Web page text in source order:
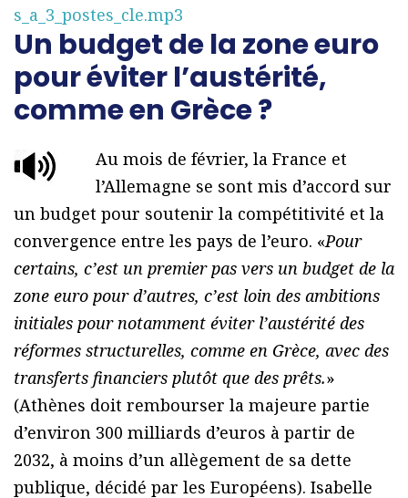
s_a_3_postes_cle.mp3
Un budget de la zone euro
pour éviter l’austérité,
comme en Grèce ?
Au mois de février, la France et
l’Allemagne se sont mis d’accord sur
un budget pour soutenir la compétitivité et la
convergence entre les pays de l’euro. «Pour
certains, c’est un premier pas vers un budget de la
zone euro pour d’autres, c’est loin des ambitions
initiales pour notamment éviter l’austérité des
réformes structurelles, comme en Grèce, avec des
transferts financiers plutôt que des prêts.»
(Athènes doit rembourser la majeure partie
d’environ 300 milliards d’euros à partir de
2032, à moins d’un allègement de sa dette
publique, décidé par les Européens). Isabelle